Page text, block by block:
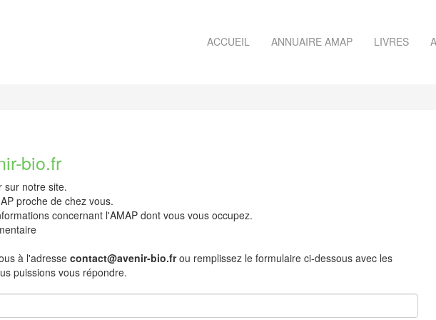
ACCUEIL ANNUAIRE AMAP LIVRES
bio.fr
sur notre site.
proche de chez vous.
concernant l'AMAP dont vous vous occupez.
à l'adresse contact@avenir-bio.frou remplissez le formulaire ci-dessous avec les
puissions vous répondre.